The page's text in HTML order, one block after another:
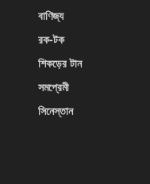
বাণিজ্য
রক-টক
শিকড়ের টান
সমপ্রেমী
সিনেস্তান